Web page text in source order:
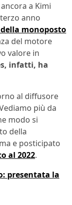
a Kimi
anno
monoposto
del motore
valore in
infatti, ha
al diffusore
più da
modo si
della
e posticipato
al 2022.
presentata la